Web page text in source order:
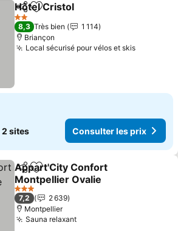
PartagerAjouter à mes favoris
Hôtel Cristol
2 Étoiles
8,3 Très bien
1 114
Briançon
Local sécurisé pour vélos et skis
2 sites Consulter les prix
PartagerAjouter à mes favoris
Appart'City Confort
Montpellier Ovalie
Consulter les prix
3 Étoiles
7,2
2 639
Montpellier
Sauna relaxantConsulter les prix